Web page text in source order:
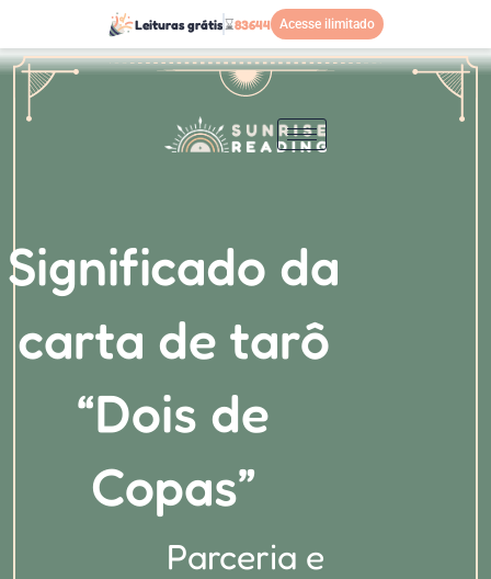
Leituras grátis⌛83644 Acesse ilimitado
o
conteúdo
Significado da
carta de tarô
“Dois de
Copas”
Parceria e